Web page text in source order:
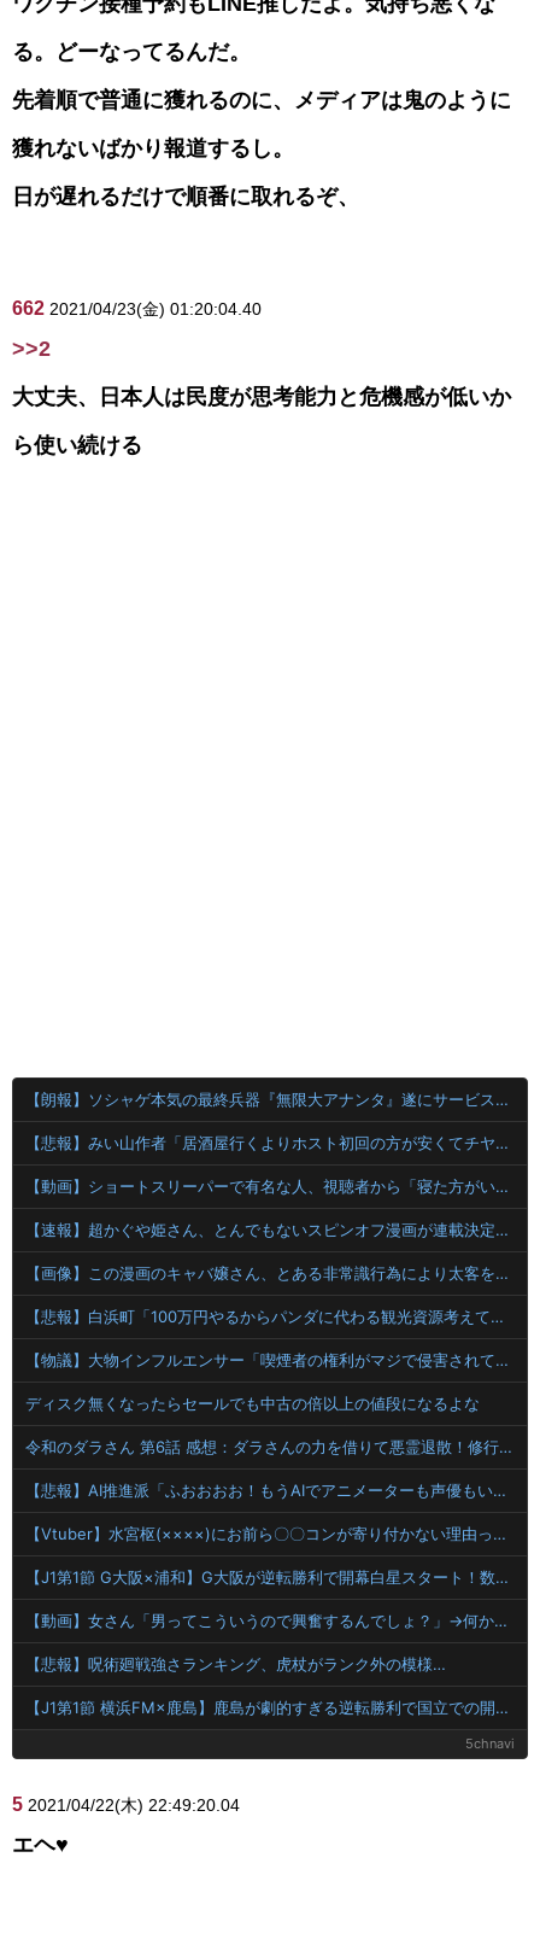
る。どーなってるんだ。
先着順で普通に獲れるのに、メディアは鬼のように
獲れないばかり報道するし。
日が遅れるだけで順番に取れるぞ、
662 2021/04/23(金) 01:20:04.40
>>2
大丈夫、日本人は民度が思考能力と危機感が低いか
ら使い続ける
【朗報】ソシャゲ本気の最終兵器『無限大アナンタ』遂にサービス開始へwwww
【悲報】みい山作者「居酒屋行くよりホスト初回の方が安くてチヤホヤされる」
【動画】ショートスリーパーで有名な人、視聴者から「寝た方がいい」と言われブチギレ
【速報】超かぐや姫さん、とんでもないスピンオフ漫画が連載決定ｗｗｗｗｗｗｗｗｗｗｗｗｗｗｗｗｗｗｗｗｗ
【画像】この漫画のキャバ嬢さん、とある非常識行為により太客を逃してしまうwww
【悲報】白浜町「100万円やるからパンダに代わる観光資源考えてくれ」
【物議】大物インフルエンサー「喫煙者の権利がマジで侵害されてる。いくら税金払ってるんだ」
ディスク無くなったらセールでも中古の倍以上の値段になるよな
令和のダラさん 第6話 感想：ダラさんの力を借りて悪霊退散！修行すれば本当に悪霊ハンターになれそう！
【悲報】AI推進派「ふおおおお！もうAIでアニメーターも声優もいらない!」（版権無視生成物を誇らしげに流布）
【Vtuber】水宮枢(××××)にお前ら〇〇コンが寄り付かない理由ってこれが理由だろ？
【J1第1節 G大阪×浦和】G大阪が逆転勝利で開幕白星スタート！数的優位の中で逆転を許す苦しい展開も終盤に再逆転に成功
【動画】女さん「男ってこういうので興奮するんでしょ？」→何かがおかしいｗｗｗｗ
【悲報】呪術廻戦強さランキング、虎杖がランク外の模様…
【J1第1節 横浜FM×鹿島】鹿島が劇的すぎる逆転勝利で国立での開幕戦制す！後半ATにチャヴリッチが2ゴールの大活躍
5chnavi
5 2021/04/22(木) 22:49:20.04
エヘ♥